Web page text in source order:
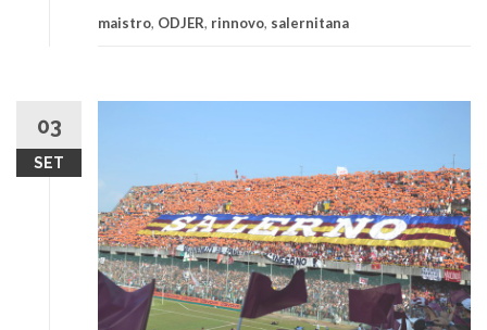
maistro, ODJER, rinnovo, salernitana
03
SET